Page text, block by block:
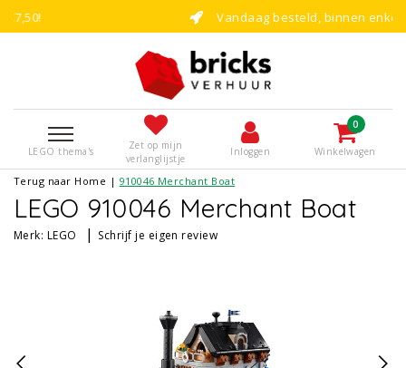
Vandaag besteld, binnen enkele dagen bouwen!
LEGO thema's
Zet op mijn
verlanglijstje
Inloggen
0
Winkelwagen
Terug naar Home | 910046 Merchant Boat
LEGO 910046 Merchant Boat
Merk: LEGO | Schrijf je eigen review